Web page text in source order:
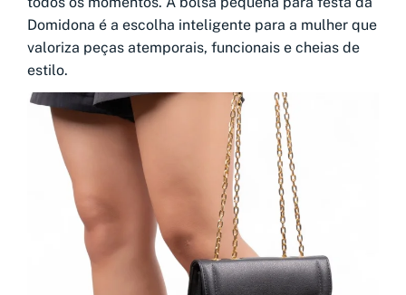
Domidona é a escolha inteligente para a mulher que
valoriza peças atemporais, funcionais e cheias de
estilo.